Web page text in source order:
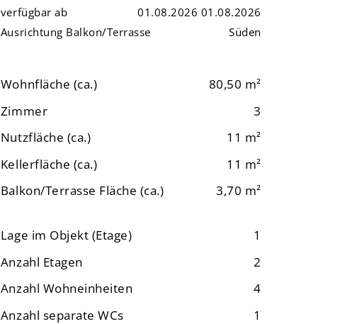
verfügbar ab
01.08.2026 01.08.2026
Ausrichtung Balkon/Terrasse
Süden
Wohnfläche (ca.)
80,50 m²
Zimmer
3
Nutzfläche (ca.)
11 m²
Kellerfläche (ca.)
11 m²
Balkon/Terrasse Fläche (ca.)
3,70 m²
Lage im Objekt (Etage)
1
Anzahl Etagen
2
Anzahl Wohneinheiten
4
Anzahl separate WCs
1